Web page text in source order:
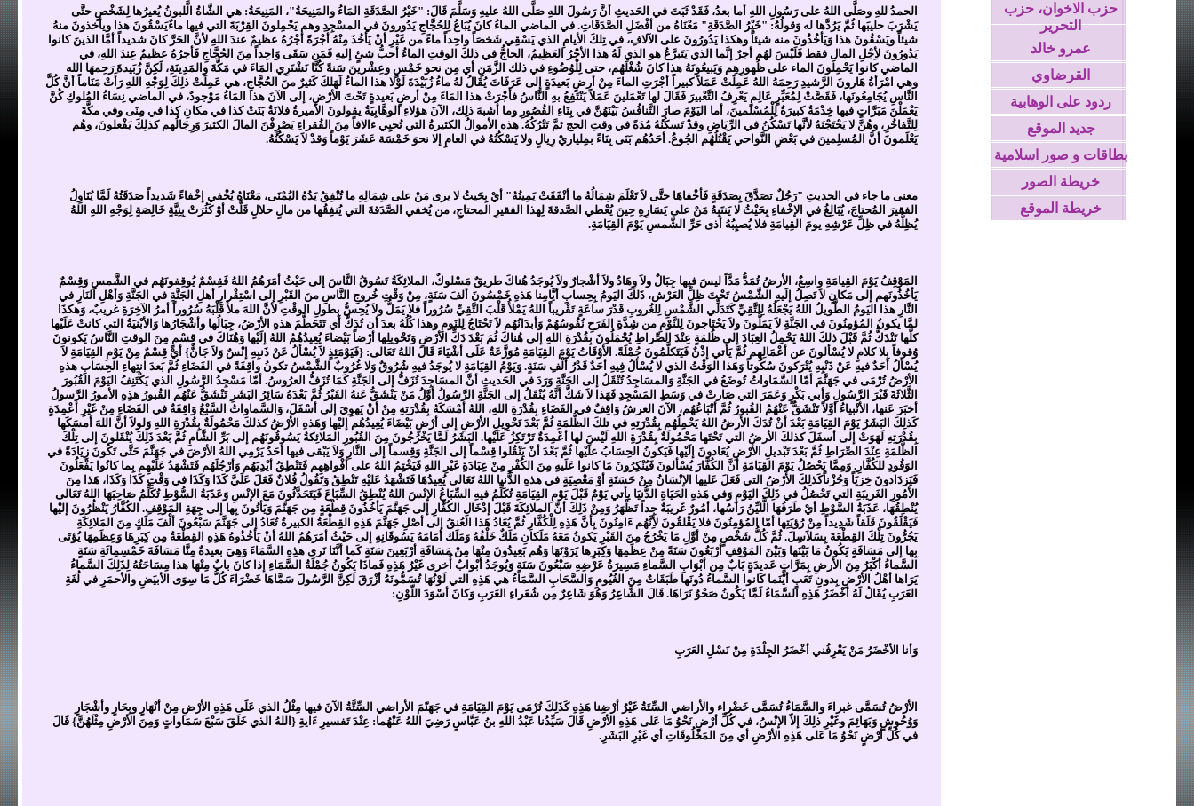
الحمدُ للهِ وصَلَّى اللهُ على رَسُولِ اللهِ أما بعدُ، فَقَدْ ثَبَتَ في الحَديثِ أنَّ رَسُولَ اللهِ صَلَّى اللهُ عليهِ وَسَلَّمَ قَالَ: "خَيْرُ الصَّدَقَةِ المَاءُ والمَنِيحَةُ"، المَنِيحَةُ: هي الشَّاةُ الَّلبونُ يُعيرُها لِشَخْصٍ حتَّى
يَشْرَبَ حليبَها ثُمَّ يَرُدَّها له وَقولُهُ: "خَيْرُ الصَّدَقَةِ" مَعْنَاهُ من أفْضَلِ الصَّدَقَاتِ. في الماضي الماءُ كانَ يُبَاعُ لِلحُجَّاجِ يَدُورونَ في المسْجِدِ وهم يَحْمِلونَ القِرْبَةَ التي فيها ماءٌيَسْقُونَ هذا ويأخذونَ منهُ
شيئاً ويَسْقُونَ هذا وَيَأخُذُونَ منه شيئاً وهكذا يَدُورُونَ على الآلافِ، في تِلكَ الأيامِ الذي يَسْقِي شَخصَاً واحِداً ماءً من غَيْرِ أنْ يَأخُذَ مِنْهُ أُجْرَةً أجْرُهُ عظيمٌ عندَ اللهِ لأنَّ الحَرَّ كانَ شديداً أمَّا الذينَ كانوا
يَدُورُونَ لأِجْلِ المالِ فقط فَلَيْسَ لهُم أجرٌ إنَّما الذي يَتَبرَّعُ هو الذي لَهُ هذا الأجْرُ العَظِيمُ، الحاجُّ في ذلكَ الوقتِ الماءُ أحبُّ شئٍ إليهِ فَمَن سَقَى وَاحِداً مِنَ الحُجَّاجِ فَأجرُهُ عظيمٌ عِندَ اللهِ، في
الماضي كانوا يَحْمِلونَ الماء على ظُهورِهِم وَيَبيعُونَهُ هذا كانَ شُغْلَهُم، حتى لِلْوُضُوءِ في ذلك الزَّمَنِ أي مِن نحو خَمْسٍ وعِشْرينَ سَنةً كُنَّا نَشْتَرِي المَاءَ في مَكَّةَ والمَدِينَةِ، لَكِنَّ زُبَيدةَ رَحِمهَا الله
وهي امْرَأةُ هَارونَ الرَّشيدِ رَحِمَهُ اللهُ عَمِلَتْ عَمَلاً كبيراً أجْرَتِ الماءَ مِنْ أرضٍ بَعيدَةٍ إلى عَرَفَاتَ يُقَالُ لهُ ماءُ زُبَيْدَةَ لَوْلا هذا الماءُ لَهَلكَ كَثيرٌ منَ الحُجَّاجِ، هي عَمِلَتْ ذلِكَ لِوَجْهِ اللهِ رَأَتْ مَنَاماً أنَّ كُلَّ
النَّاسِ يُجَامِعُونَها، فَقَصَّتْ لِمُعَبِّرٍ عَالِمٍ يَعْرِفُ التَّعْبيرَ فَقَالَ لها تَعْمَلينَ عَمَلاً يَنْتَفِعُ بهِ النَّاسُ فأجْرَتْ هذا المَاءَ مِنْ أرضٍ بَعيدةٍ تَحْتَ الأرْضِ، إلى الآنَ هذا المَاءُ مَوْجودٌ، في الماضي نِسَاءُ المُلوكِ كُنَّ
يَعْمَلْنَ مَبَرَّاتٍ فيها خِدْمَةٌ كبيرَةٌ لِلْمُسْلمينَ، أما اليَوْمَ صارَ التَّنافُسُ بَيْنَهُنَّ في بِنَاءِ القُصُورِ وما أشبهَ ذلِك، الآنَ هؤلاءِ الوهَّابِيَةُ يقولونَ الأميرةُ فلانَةٌ بَنَتْ كذا في مكانِ كذا في مِنَى وفي مكَّةَ
لِلتَّفاخُرِ، وهُنَّ لا يَحْتَجْنَهُ لأنَّها تَسْكُنُ في الرِّيَاضِ وقدْ تَسكُنُهُ مُدَةً في وقتِ الحج ثمَّ تَتْرُكُهُ. هذه الأموالُ الكثيرةُ التي تُحيِي ءالافاً مِنَ الفُقراءِ يَصْرِفْنَ المالَ الكثيرَ وَرِجَالُهم كذلِكَ يَفْعلونَ، وهُم
يَعْلَمونَ أنَّ المُسلِمينَ في بَعْضِ النَّواحي يَقْتُلُهُم الجُوعُ. أحَدُهُم بَنَى بِنَاءً بمِلياريْ رِيالٍ ولا يَسْكُنُهُ في العامِ إلا نحوَ خَمْسَة عَشَرَ يَوْماً وَقدْ لاَ يَسْكُنُهُ.
معنى ما جاء في الحديثِ "رَجُلٌ تصَدَّقَ بِصَدَقَةٍ فَأخْفاهَا حتَّى لاَ تَعْلَمَ شِمَالُهُ ما أنْفَقَتْ يَمِينُهُ" أيْ بِحَيثُ لا يرى مَنْ على شِمَالِهِ ما تُنْفِقُ يَدُهُ اليُمْنَى، مَعْنَاهُ يُخْفي إخْفاءً شَديداً صَدَقَتُهُ لَمَّا يُنَاوِلُ
الفقيرَ المُحتاجَ، يُبَالِغُ في الإخْفاءِ بِحَيْثُ لا يَنتَبِهُ مَنْ على يَسَارِهِ حِينَ يُعْطي الصَّدقةَ لِهذا الفقيرِ المحتاجِ، من يُخفي الصَّدَقةَ التي يُنفِقُها من مالٍ حلالٍ قَلَّتْ أوْ كَثُرَتْ بِنِيَّةٍ خَالِصَةٍ لِوَجْهِ اللهِ اللهُ
يُظِلُّهُ في ظِلِّ عَرْشِهِ يومَ القِيامَةِ فلا يُصيِبُهُ أذى حَرِّ الشَّمسِ يَوْمَ القِيَامَةِ.
المَوْقِفُ يَوْمَ القِيامَةِ واسِعٌ، الأرضُ تُمَدُّ مَدَّاً ليسَ فيها جِبَالٌ ولاَ وِهَادٌ ولاَ أشْجارٌ ولاَ يُوجَدُ هُناكَ طريقٌ مَسْلوكٌ، الملائِكَةُ تَسُوقُ النَّاسَ إلى حَيْثُ أمَرَهُمُ اللهُ فَقِسْمٌ يُوقِفونَهُم في الشَّمسِ وَقِسْمٌ
يَأخُذُونَهم إلى مَكانٍ لاَ تَصِلُ إلَيهِ الشَّمْسُ تَحْتَ ظِلِّ العَرْش، ذَلكَ اليَومُ بِحِسابِ أيَّامِنا هَذهِ خَمْسُونَ ألفَ سَنَةٍ، مِنْ وَقْتِ خُروجِ النَّاسِ منَ القَبْرِ إلى اسْتِقْرارِ أهلِ الجَنَّةِ في الجَنَّةِ وَأهْلِ النَارِ في
النَّارِ هذا اليَومُ الطَّويلُ اللهُ يَجْعَلُهُ لِلتَّقِيِّ كَتَدَلِّي الشَّمْسِ لِلغُروبِ قَدْرَ ساعَةٍ تَقْريباً اللهُ يَمْلأُ قَلْبَ التَّقِيِّ سُرُوراً فلا يَمَلُّ ولاَ يُحِسُّ بِطولِ الوقْتِ لأنَّ اللهَ ملأَ قَلْبَهُ سُرُوراً أمرُ الآخِرَةِ غريبٌ، وَهكذَا
لمَّا يكونُ المُؤمِنُونَ في الجَنَّةِ لاَ يَمَلُّونَ ولاَ يَحْتَاجونَ لِلنَّوْمِ من شِدَّةِ الفَرَحِ نُفُوسُهُمْ وَأبدَانُهُم لاَ تَحْتَاجُ لِلنَومِ وهذا كُلُهُ بعدَ أن تُدَكَّ أي تَتَحَطَّمَ هذهِ الأرْضُ، جِبَالُها وأشْجَارُها وَالأبْنيَةُ التي كانتْ عَلَيْها
كلُّها تَنْدَكُّ ثُمَّ قَبْلَ ذلكَ اللهُ يَحْمِلُ العِبَادَ إلى ظُلمَةٍ عِنْدَ الصِّراطِ يُحْمَلُونَ بِقُدْرَةِ اللهِ إلى هُناكَ ثُمَ بَعْدَ دَكِّ الأرْضِ وَتَحْويلِها أرْضاً بَيْضاءَ يُعِيدُهُمُ اللهُ إلَيْها وَهُنَاكَ في قِسْمٍ مِنَ الوقتِ النَّاسُ يَكونونَ
وُقوفاً بِلا كلامٍ لا يُسْألونَ عن أعْمَالِهِم ثُمَّ يَأتي إذْنٌ فَيَتَكلَّمُونَ جُمْلَةً. الأوْقَاتُ يَوْمَ القِيَامَةِ مُوَزَّعَةٌ عَلَى أشْيَاءَ قَالَ اللهُ تَعَالى: {فَيَوْمَئِذٍ لاَ يُسْألُ عَنْ ذَنبِهِ إنْسٌ وَلاَ جَانٌّ} أيْ قِسْمٌ مِنْ يَوْمِ القِيَامَةِ لاَ
يُسْألُ أحَدٌ فيهِ عَنْ ذَنْبِهِ يُتْرَكونَ سُكُوتاً وَهَذا الوَقْتُ الذي لا يُسْألُ فِيهِ أحَدٌ قَدْرُ ألْفِ سَنَةٍ. وَيَوْمُ القِيَامَةِ لا يُوجَدُ فيهِ شُرُوقٌ وَلا غُرُوبٌ الشَّمْسُ تكونُ واقِفَةً في الفَضَاءِ ثُمَّ بَعدَ انتِهاءِ الحِسَابِ هذهِ
الأرْضُ تُرْمَى في جَهَنَّمَ أمّا السَّمَاواتُ تُوضَعُ في الجَنَّةِ وَالمسَاجِدُ تُنْقَلُ إلى الجَنَّةِ وَرَدَ في الحَديثِ أنَّ المسَاجِدَ تُزَفُّ إلى الجَنَّةِ كَمَا تُزَفُّ العرُوسُ. أمّا مَسْجِدُ الرَّسُولِ الذي يَكْتَنِفُ اليَوْمَ القُبُورَ
الثَّلاثَةَ قَبْرَ الرَّسُولِ وَأبي بَكْرٍ وَعَمَرَ التي صَارتْ في وَسَطِ المَسْجِدِ فَهَذا لاَ شَكَّ أنَّهُ يُنْقَلُ إلى الجَنَّةِ الرَّسُولُ أوَّلُ مَنْ يَنْشَقُّ عَنهُ القَبْرُ ثُمَّ بَعْدَهُ سَائِرُ البَشَرِ تَنْشَقُّ عَنْهُم القُبورُ هذِهِ الأمورُ الرَّسولُ
أخبَرَ عَنها، الأنْبياءُ أوَّلاً تَنْشَقُّ عَنْهُمُ القُبورُ ثُمَّ أتْبَاعُهُم، الآنَ العرشُ وَاقِفٌ في الفَضَاءِ بِقُدْرَةِ اللهِ، اللهُ أمْسَكَهُ بِقُدْرَتِهِ مِنْ أنْ يَهوِيَ إلى أسْفَلَ، وَالسَّماواتُ السَّبْعُ وَاقِفَةٌ في الفَضَاءِ مِنْ غَيْرِ أعْمِدَةٍ
كَذلِكَ البَشَرُ يَوْمَ القِيَامَةِ بَعْدَ أنْ تُدَكَ الأرضُ اللهُ يَحْمِلُهُم بِقُدْرَتِهِ في تلكَ الظُّلمَةِ ثُمَّ بَعْدَ تَحْوِيلِ الأرْضِ إلى أرْضٍ بَيْضَاءَ يُعِيدُهُم إليْها وَهَذهِ الأرْضُ كذلكَ مَحْمُولَةٌ بِقُدْرَةِ اللهِ وَلولاَ أنَّ اللهَ أمسَكَها
بِقُدْرَتِهِ لَهَوَتْ إلى أسفَلَ كذلكَ الأرضُ التي تَحْتَها مَحْمُولَةٌ بِقُدْرَةِ اللهِ لَيْسَ لها أعْمِدَةٌ تَرْتَكِزُ عَلَيْها. البَشَرُ لَمَّا يَخْرُجُونَ مِنَ القُبُورِ المَلائِكةُ يَسُوقُونَهُم إلى بَرِّ الشَّامِ ثُمَّ بَعْدَ ذَلِكَ يُنْقَلونَ إلى تِلْكَ
الظُّلمَةِ عِنْدَ الصِّرَاطِ ثُمَّ بَعْدَ تَبْديلِ الأرْضِ يُعَادونَ إلَيْها فَيَكونُ الحِسَابُ علَيْها ثُمَّ بَعْدَ أنْ يَنْقُلوا قِسْماً إلى الجَنَّةِ وَقِسماً إلى النَّارِ وَلاَ يَبْقى فيها أحَدٌ يَرْمِي اللهُ الأرْضَ في جَهَنَّمَ حَتَّى تَكُونَ زِيَادَةً في
الوَقُودِ للكُفَّارِ. وَمِمَّا يَحْصُلُ يَوْمَ القِيَامَةِ أنَّ الكُفَّارَ يُسْألونَ فَيُنْكِرُونَ مَا كانوا عَلَيهِ مِنَ الكُفْرِ مِنْ عِبَادَةِ غَيْرِ اللهِ فَيَخْتِمُ اللهُ على أفْواهِهِم فَتَنْطِقُ أيْدِيَهُم وَأرْجُلَهُم فَتَشْهَدُ عَلَيْهِم بِما كانُوا يَفْعَلُونَ
فَيَزدَادونَ خِزيَاً وَحُزْناًكَذلِكَ الأرْضُ التي فَعَلَ عَليها الإنْسَانُ مِنْ حَسَنَةٍ أوْ مَعْصِيَةٍ في هذهِ الدُّنيا اللهُ تَعَالى يُعِيدُهَا فَتَشْهَدُ عَليْهِ تَنْطِقُ وَتَقُولُ فُلانٌ فَعَلَ عَلَيَّ كَذَا وَكَذَا في وَقْتِ كَذَا وَكَذَا، هَذا مِنَ
الأمُورِ الغَريبَةِ التي تَحْصُلُ في ذَلِكَ اليَوْمِ وَفي هَذهِ الحَيَاةِ الدُّنيَا يأتي يَوْمٌ قَبْلَ يَوْمِ القِيَامَةِ تُكَلِّمُ فيهِ السِّبَاعُ الإنْسَ اللهُ يُنْطِقُ السِّبَاعَ فَيَتَحَدَّثُونَ مَعَ الإنْسِ وَعَذَبَةُ السُّوْطِ تُكَلِّمُ صَاحِبَهَا اللهُ تَعَالى
يُنْطِقُهَا، عَذَبَةُ السَّوْطِ أيْ طَرَفُهَا الَّليِّنُ رَأسُها، أمُورٌ غَريبَةٌ جِداً تَظْهَرُ وَمِنْ ذَلِكَ أنَّ الملائِكَةَ قَبْلَ إدْخَالِ الكُفَّارِ إلى جَهَنَّمَ يَأخُذُونَ قِطْعَةٍ مِن جَهَنَّمَ وَيَأتُونَ بِها إلى جِهَةِ المَوْقِفِ. الكُفَّارُ يَنْظُرُونَ إليْها
فَيَقْلَقُونَ قَلَقاً شَدِيداً مِنْ رُؤيَتِها أمّا المُؤمِنُونَ فلا يَقْلقُونَ لأِنَّهُم ءَامِنُونَ بِأنَّ هَذِهِ لِلْكُفَّارِ ثُمَّ يُعَادُ هَذا العُنقُ إلى أصْلِ جَهَنَّمَ هَذِهِ القِطْعَةُ الكبيرةُ تُعَادُ إلى جَهَنَّمَ سَبْعُونَ ألْفَ مَلَكٍ مِنَ المَلائِكَةِ
يَجُرُّونَ تِلْكَ القِطْعَةَ بِسَلاَسِلَ. ثُمَّ كُلُّ شَخْصٍ مِنْ أوَّلِ مَا يَخْرُجُ مِنَ القَبْرِ يَكونُ مَعَهُ مَلَكانِ مَلَكٌ خَلْفُهُ وَمَلَك أمَامَهُ يَسُوقَانِهِ إلى حَيْثُ أمَرَهُمُ اللهُ أنْ يَأخُذُوهُ هَذِهِ القِطْعَةُ مِن كِبَرِهَا وَعِظَمِهَا يُؤتَى
بِها إلى مَسَافَةٍ يَكُونُ مَا بَيْنَها وَبَيْنَ المَوْقِفِ أرْبَعُونَ سَنَةً مِنْ عِظَمِهَا وَكِبَرِها يَرَوْنَهَا وَهُم بَعِيدُونَ مِنْهَا مِنْ مَسَافَةِ أرْبَعِينَ سَنَةٍ كَما أنَّنَا نَرى هذِهِ السَّمَاءَ وَهِيَ بعيدةٌ مِنَّا مَسَافَةَ خَمْسِمِائَةِ سَنَةٍ
السَّماءُ أكْبَرُ مِنَ الأرضِ بِمَرَّاتٍ عَديدَةٍ بَابٌ مِن أبْوَابِ السَّماءِ مَسِيرَةُ عَرْضِهِ سَبْعُونَ سَنَةٍ وَيُوجَدُ أبْوابٌ أُخرى غَيْرُ هَذِهِ فَماذَا يَكُونُ جُمْلَةُ السَّمَاءِ إذا كانَ بابٌ مِنْهَا هذا مِسَاحَتُهُ لِذَلِكَ السَّماءُ
يَرَاها أهْلُ الأرْضِ بِدونِ تَعَبٍ أيْنَما كَانوا السَّماءُ دُونَها طَبَقَاتٌ مِنَ الغُيُومِ وَالسَّحَابِ السَّمَاءُ هي هَذِهِ التي لَوْنُهَا تُسَمُّونَهُ أزْرَقَ لَكِنَّ الرَّسُولَ سَمَّاهَا خَضْرَاءَ كُلُّ مَا سِوَى الأبيَضِ والأحمَرِ في لُغَةِ
العَرَبِ يُقَالُ لَهُ أخْضَرُ هَذِهِ السَّمَاءُ لَمَّا يَكُونُ صَحْوٌ نَرَاهَا. قَالَ الشَّاعِرُ وَهُوَ شَاعِرٌ مِن شُعَراءِ العَرَبِ وَكانَ أسْوَدَ اللّوْنِ:
وَأنا الأخْضَرُ مَنْ يَعْرِفُني أخْضَرُ الجِلْدَةِ مِنْ نَسْلِ العَرَبِ
الأرْضُ تُسَمَّى غبراءَ والسَّمَاءُ تُسَمَّى خَضْراء والأراضي السِّتَةُ غَيْرُ أرْضِنا هَذِهِ كَذَلِكَ تُرْمَى يَوْمَ القِيَامَةِ في جَهَنّمَ الأراضي السِّتَّةُ الآنَ فيها مِثْلُ الذي عَلَى هَذِهِ الأرْضِ مِنْ أنْهَارٍ وبِحَارٍ وأشْجَارٍ
وَوُحُوشٍ وَبَهَائِمَ وغَيْرِ ذلِكَ إلاّ الإنْسُ، في كُلِّ أرْضٍ نَحْوُ مَا عَلى هَذِهِ الأرْضِ قَالَ سَيِّدُنا عَبْدُ اللهِ بنُ عَبَّاسٍ رَضِيَ اللهُ عَنْهُما: عِنْدَ تَفسيرِ ءَايةِ {اللهُ الذي خَلَقَ سَبْعَ سَمَاواتٍ وَمِنَ الأرْضِ مِثْلَهُنَّ} قَالَ
في كُلِّ أرْضٍ نَحْوُ مَا عَلى هَذِهِ الأرْضِ أي مِنَ المَخْلُوقَاتِ أي غَيْرِ البَشَرِ.
حزب الاخوان، حزب
التحرير
عمرو خالد
القرضاوي
ردود على الوهابية
جديد الموقع
بطاقات و صور اسلامية
خريطة الصور
خريطة الموقع